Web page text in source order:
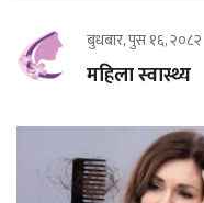
बुधबार, पुस १६, २०८२
महिला स्वास्थ्य